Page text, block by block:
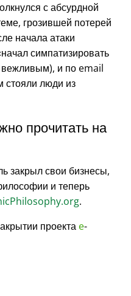
с абсурдной
грозившей потерей
начала атаки
начал симпатизировать
и по email
стояли люди из
прочитать на
закрыл свои бизнесы,
и теперь
.
проекта e-